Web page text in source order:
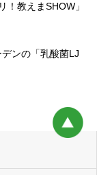
健康食品
プラセンタ
乳酸菌
教えまSHOW」
ンの「乳酸菌LJ